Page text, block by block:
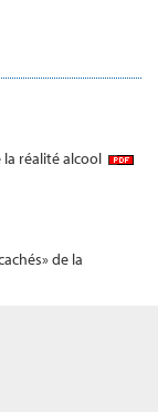
réalité alcool
de la